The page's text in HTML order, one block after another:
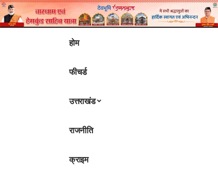
होम
फीचर्ड
उत्तराखंड
राजनीति
क्राइम